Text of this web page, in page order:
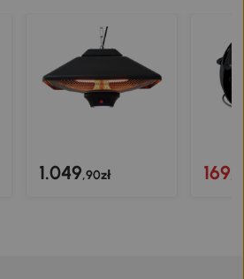
1.049,90zł 169